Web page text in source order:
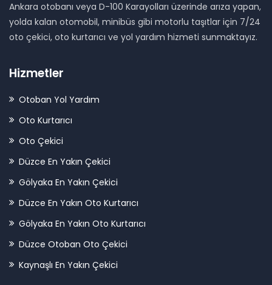
Ankara otobanı veya D-100 Karayolları üzerinde arıza yapan,
yolda kalan otomobil, minibüs gibi motorlu taşıtlar için 7/24
oto çekici, oto kurtarıcı ve yol yardım hizmeti sunmaktayız.
Hizmetler
Otoban Yol Yardım
Oto Kurtarıcı
Oto Çekici
Düzce En Yakın Çekici
Gölyaka En Yakın Çekici
Düzce En Yakın Oto Kurtarıcı
Gölyaka En Yakın Oto Kurtarıcı
Düzce Otoban Oto Çekici
Kaynaşlı En Yakın Çekici